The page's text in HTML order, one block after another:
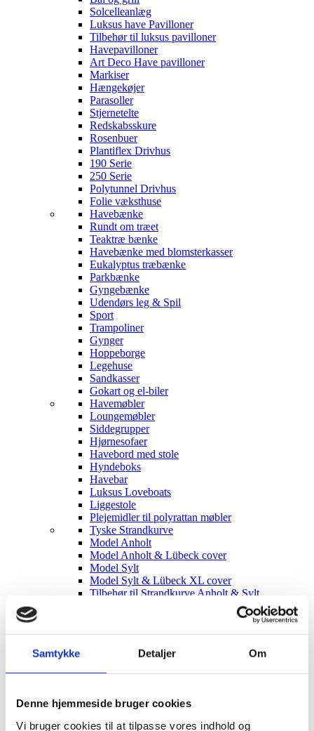
Samtykke Detaljer Om
Denne hjemmeside bruger cookies
Vi bruger cookies til at tilpasse vores indhold og
Solcelleanlæg
Luksus have Pavilloner
Tilbehør til luksus pavilloner
Havepavilloner
Art Deco Have pavilloner
Markiser
Hængekøjer
Parasoller
Stjernetelte
Redskabsskure
Rosenbuer
Plantiflex Drivhus
190 Serie
250 Serie
Polytunnel Drivhus
Folie væksthuse
Havebænke
Rundt om træet
Teaktræ bænke
Havebænke med blomsterkasser
Eukalyptus træbænke
Parkbænke
Gyngebænke
Udendørs leg & Spil
Sport
Trampoliner
Gynger
Hoppeborge
Legehuse
Sandkasser
Gokart og el-biler
Havemøbler
Loungemøbler
Siddegrupper
Hjørnesofaer
Havebord med stole
Hyndeboks
Havebar
Luksus Loveboats
Liggestole
Plejemidler til polyrattan møbler
Tyske Strandkurve
Model Anholt
Model Anholt & Lübeck cover
Model Sylt
Model Sylt & Lübeck XL cover
Tilbehør til Strandkurve Anholt & Sylt
Udendørs EL
Børnemøbler
Sminkeborde til børn